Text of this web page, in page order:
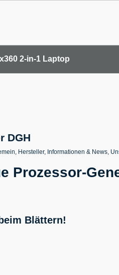
2-in-1 Laptop
DGH
, Hersteller, Informationen & News,
Prozessor-
Blättern!